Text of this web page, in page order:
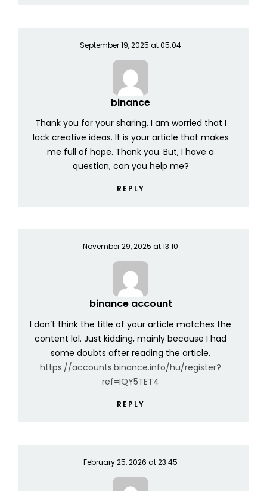
September 19, 2025 at 05:04
binance
Thank you for your sharing. I am worried that I
lack creative ideas. It is your article that makes
me full of hope. Thank you. But, I have a
question, can you help me?
REPLY
November 29, 2025 at 13:10
binance account
I don’t think the title of your article matches the
content lol. Just kidding, mainly because I had
some doubts after reading the article.
https://accounts.binance.info/hu/register?
ref=IQY5TET4
REPLY
February 25, 2026 at 23:45